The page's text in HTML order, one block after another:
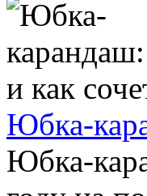
Юбка-
Юбка-